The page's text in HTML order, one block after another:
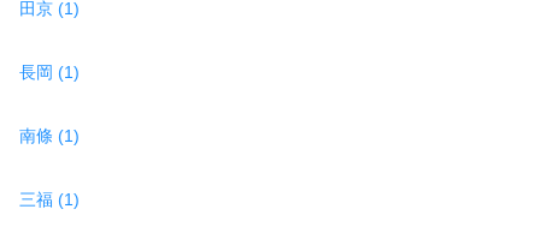
田京 (1)
長岡 (1)
南條 (1)
三福 (1)